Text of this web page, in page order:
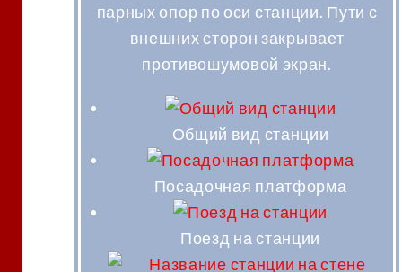
парных опор по оси станции. Пути с
внешних сторон закрывает
противошумовой экран.
Общий вид станции
Посадочная платформа
Поезд на станции